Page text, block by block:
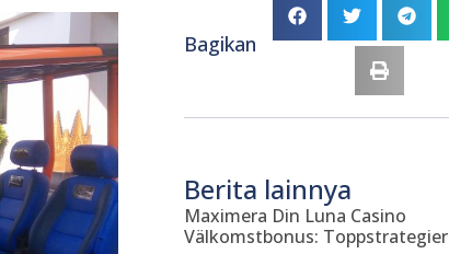
Bagikan
Berita lainnya
Maximera Din Luna Casino
Välkomstbonus: Toppstrategier